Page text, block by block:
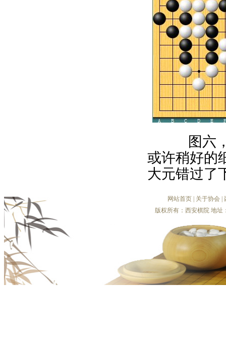
图六，
或许稍好的
大元错过了
网站首页 关于协会
版权所有：西安棋院 地址